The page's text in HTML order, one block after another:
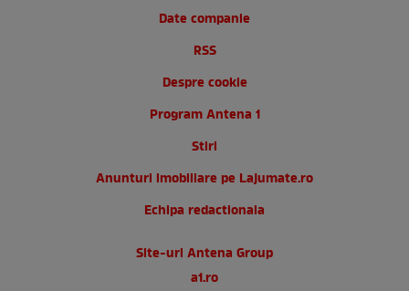
Date companie
RSS
Despre cookie
Program Antena 1
Stiri
Anunturi imobiliare pe Lajumate.ro
Echipa redactionala
Site-uri Antena Group
a1.ro